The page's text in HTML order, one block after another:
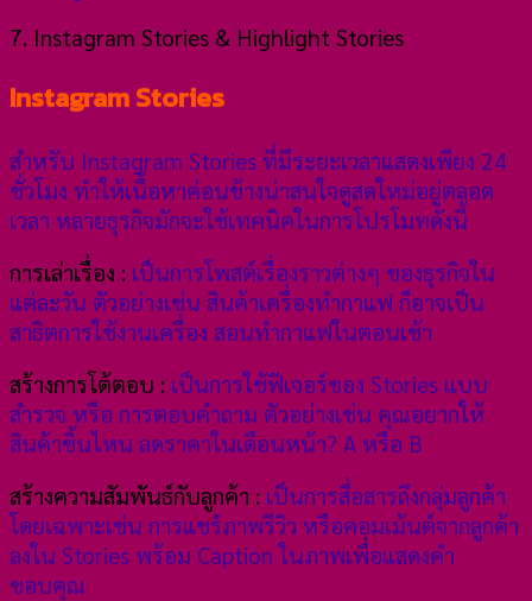
7. Instagram Stories & Highlight Stories
Instagram Stories
สำหรับ Instagram Stories ที่มีระยะเวลาแสดงเพียง 24
ชั่วโมง ทำให้เนื้อหาค่อนข้างน่าสนใจดูสดใหม่อยู่ตลอด
เวลา หลายธุรกิจมักจะใช้เทคนิคในการโปรโมทดังนี้
การเล่าเรื่อง : เป็นการโพสต์เรื่องราวต่างๆ ของธุรกิจใน
แต่ละวัน ตัวอย่างเช่น สินค้าเครื่องทำกาแฟ ก็อาจเป็น
สาธิตการใช้งานเครื่อง สอนทำกาแฟในตอนเช้า
สร้างการโต้ตอบ : เป็นการใช้ฟีเจอร์ของ Stories แบบ
สำรวจ หรือ การตอบคำถาม ตัวอย่างเช่น คุณอยากให้
สินค้าชิ้นไหน ลดราคาในเดือนหน้า? A หรือ B
สร้างความสัมพันธ์กับลูกค้า : เป็นการสื่อสารถึงกลุ่มลูกค้า
โดยเฉพาะเช่น การแชร์ภาพรีวิว หรือคอมเม้นต์จากลูกค้า
ลงใน Stories พร้อม Caption ในภาพเพื่อแสดงคำ
ขอบคุณ